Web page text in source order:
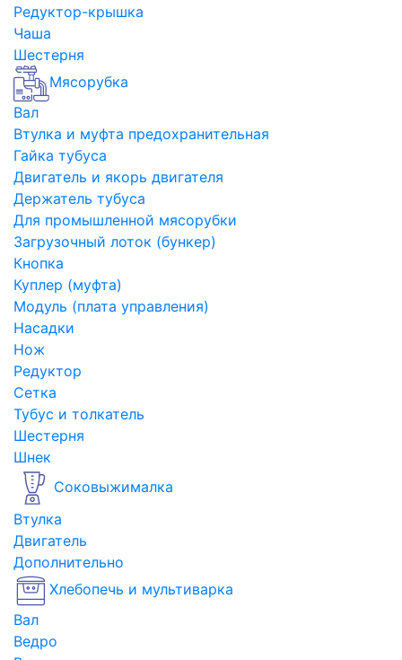
Редуктор-крышка
Чаша
Шестерня
Мясорубка
Вал
Втулка и муфта предохранительная
Гайка тубуса
Двигатель и якорь двигателя
Держатель тубуса
Для промышленной мясорубки
Загрузочный лоток (бункер)
Кнопка
Куплер (муфта)
Модуль (плата управления)
Насадки
Нож
Редуктор
Сетка
Тубус и толкатель
Шестерня
Шнек
Соковыжималка
Втулка
Двигатель
Дополнительно
Хлебопечь и мультиварка
Вал
Ведро